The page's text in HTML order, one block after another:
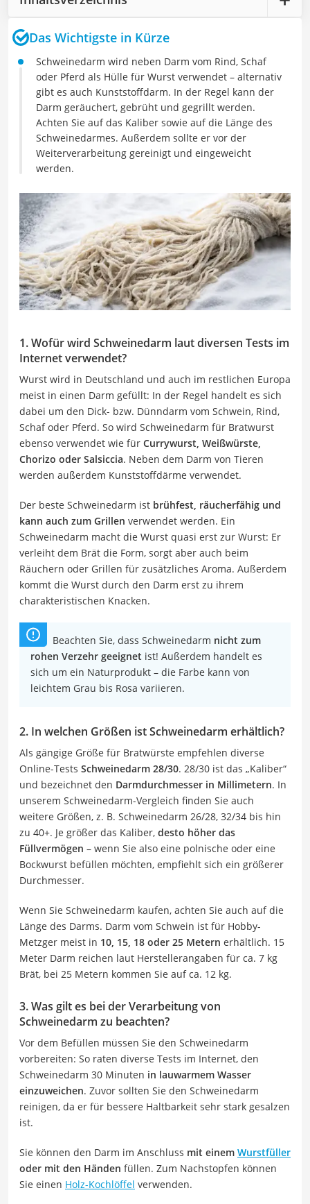
Das Wichtigste in Kürze
Schweinedarm wird neben Darm vom Rind, Schaf
oder Pferd als Hülle für Wurst verwendet – alternativ
gibt es auch Kunststoffdarm. In der Regel kann der
Darm geräuchert, gebrüht und gegrillt werden.
Achten Sie auf das Kaliber sowie auf die Länge des
Schweinedarmes. Außerdem sollte er vor der
Weiterverarbeitung gereinigt und eingeweicht
werden.
1. Wofür wird Schweinedarm laut diversen Tests im
Internet verwendet?
Wurst wird in Deutschland und auch im restlichen Europa
meist in einen Darm gefüllt: In der Regel handelt es sich
dabei um den Dick- bzw. Dünndarm vom Schwein, Rind,
Schaf oder Pferd. So wird Schweinedarm für Bratwurst
ebenso verwendet wie für Currywurst, Weißwürste,
Chorizo oder Salsiccia. Neben dem Darm von Tieren
werden außerdem Kunststoffdärme verwendet.
Der beste Schweinedarm ist brühfest, räucherfähig und
kann auch zum Grillen verwendet werden. Ein
Schweinedarm macht die Wurst quasi erst zur Wurst: Er
verleiht dem Brät die Form, sorgt aber auch beim
Räuchern oder Grillen für zusätzliches Aroma. Außerdem
kommt die Wurst durch den Darm erst zu ihrem
charakteristischen Knacken.
Beachten Sie, dass Schweinedarm nicht zum
rohen Verzehr geeignet ist! Außerdem handelt es
sich um ein Naturprodukt – die Farbe kann von
leichtem Grau bis Rosa variieren.
2. In welchen Größen ist Schweinedarm erhältlich?
Als gängige Größe für Bratwürste empfehlen diverse
Online-Tests Schweinedarm 28/30. 28/30 ist das „Kaliber“
und bezeichnet den Darmdurchmesser in Millimetern. In
unserem Schweinedarm-Vergleich finden Sie auch
weitere Größen, z. B. Schweinedarm 26/28, 32/34 bis hin
zu 40+. Je größer das Kaliber, desto höher das
Füllvermögen – wenn Sie also eine polnische oder eine
Bockwurst befüllen möchten, empfiehlt sich ein größerer
Durchmesser.
Wenn Sie Schweinedarm kaufen, achten Sie auch auf die
Länge des Darms. Darm vom Schwein ist für Hobby-
Metzger meist in 10, 15, 18 oder 25 Metern erhältlich. 15
Meter Darm reichen laut Herstellerangaben für ca. 7 kg
Brät, bei 25 Metern kommen Sie auf ca. 12 kg.
3. Was gilt es bei der Verarbeitung von
Schweinedarm zu beachten?
Vor dem Befüllen müssen Sie den Schweinedarm
vorbereiten: So raten diverse Tests im Internet, den
Schweinedarm 30 Minuten in lauwarmem Wasser
einzuweichen. Zuvor sollten Sie den Schweinedarm
reinigen, da er für bessere Haltbarkeit sehr stark gesalzen
ist.
Sie können den Darm im Anschluss mit einem Wurstfüller
oder mit den Händen füllen. Zum Nachstopfen können
Sie einen Holz-Kochlöffel verwenden.